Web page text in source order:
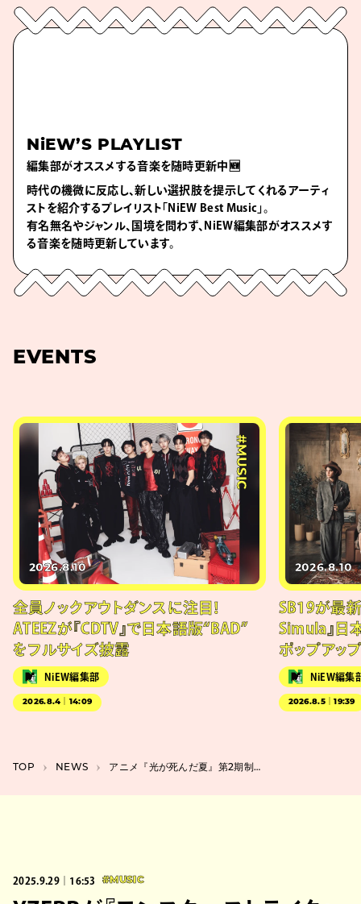
NiEW’S PLAYLIST
編集部がオススメする音楽を随時更新中🆕
時代の機微に反応し、新しい選択肢を提示してくれるアーティ
ストを紹介するプレイリスト「NiEW Best Music」。
有名無名やジャンル、国境を問わず、NiEW編集部がオススメす
る音楽を随時更新しています。
EVENTS
#MUSIC
2026.8.10
全員ノックアウトダンスに注目！
ATEEZが『CDTV』で日本語版“BAD”
をフルサイズ披露
NiEW編集部
2026.8.4｜14:09
2026.8.10
SB19が最
Simula』日
ポップアッ
NiEW編集
2026.8.5｜19:39
TOP NEWS アニメ『光が死んだ夏』第2期制作が決定、男子高校生の青春ホラー
2025.9.29｜16:53 #MUSIC